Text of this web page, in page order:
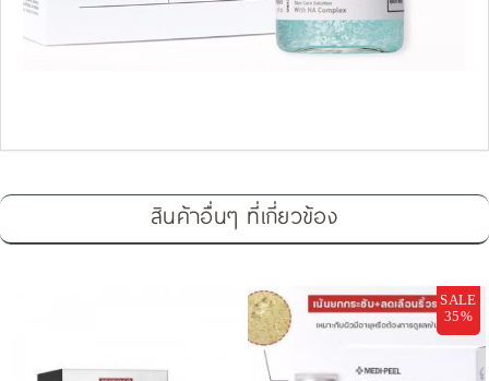
สินค้าอื่นๆ ที่เกี่ยวข้อง
SALE
35%